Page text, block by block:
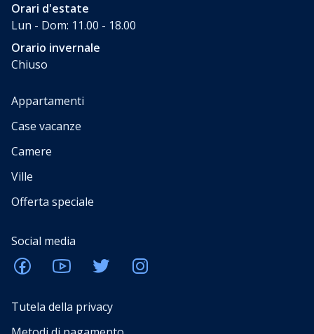
Orari d'estate
Lun - Dom: 11.00 - 18.00
Orario invernale
Chiuso
Appartamenti
Case vacanze
Camere
Ville
Offerta speciale
Social media
Tutela della privacy